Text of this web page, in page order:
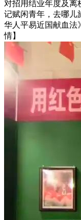
对招用结业年度及
记赋闲青年，去哪儿
华人平易近国献血法
情】